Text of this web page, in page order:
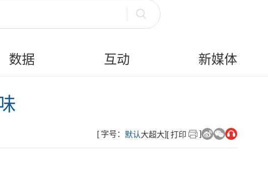
数据 互动 新媒体
[ 字号： 默认大超大] [ 打印 ]